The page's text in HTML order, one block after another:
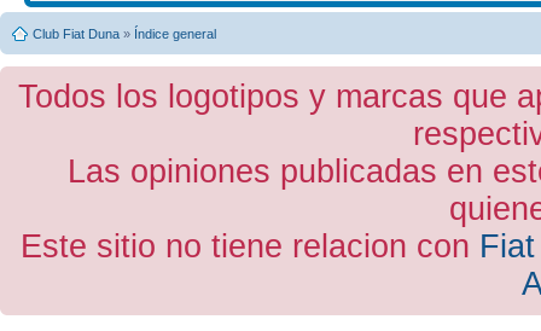
Club Fiat Duna » Índice general
Todos los logotipos y marcas que
Las opiniones publicadas en
Este sitio no tiene relacion con